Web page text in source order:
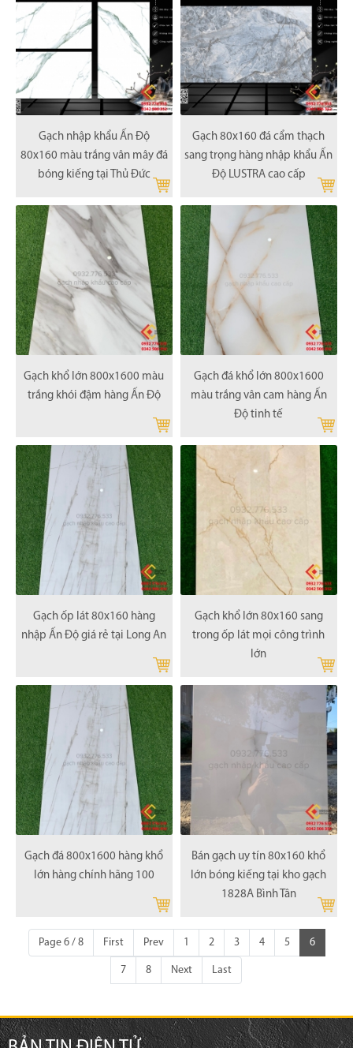
Gạch nhập khẩu Ấn Độ
80x160 màu trắng vân mây đá
bóng kiếng tại Thủ Đức
Gạch 80x160 đá cẩm thạch
sang trọng hàng nhập khẩu Ấn
Độ LUSTRA cao cấp
Gạch khổ lớn 800x1600 màu
trắng khói đậm hàng Ấn Độ
Gạch đá khổ lớn 800x1600
màu trắng vân cam hàng Ấn
Độ tinh tế
Gạch ốp lát 80x160 hàng
nhập Ấn Độ giá rẻ tại Long An
Gạch khổ lớn 80x160 sang
trong ốp lát mọi công trình
lớn
Gạch đá 800x1600 hàng khổ
lớn hàng chính hãng 100
Bán gạch uy tín 80x160 khổ
lớn bóng kiếng tại kho gạch
1828A Bình Tân
Page 6 / 8 First Prev 1 2 3 4 5 6
7 8 Next Last